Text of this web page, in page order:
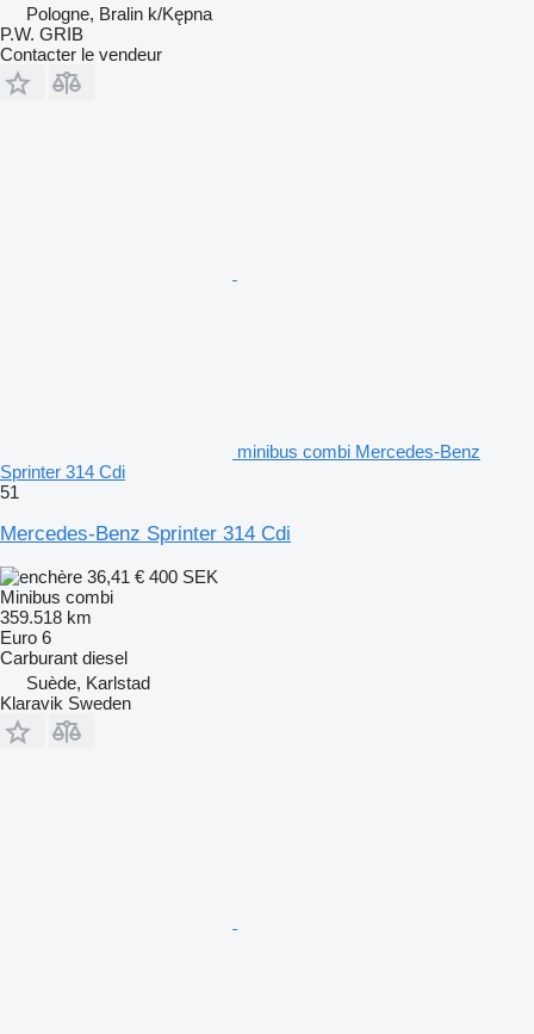
Pologne, Bralin k/Kępna
P.W. GRIB
Contacter le vendeur
minibus combi Mercedes-Benz
Sprinter 314 Cdi
51
Mercedes-Benz Sprinter 314 Cdi
36,41 € 400 SEK
Minibus combi
359.518 km
Euro 6
Carburant diesel
Suède, Karlstad
Klaravik Sweden